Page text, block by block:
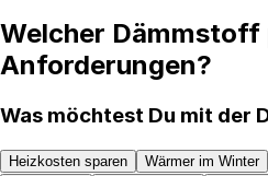
Welcher Dämmstoff
Anforderungen?
Was möchtest Du mit der
Heizkosten sparen Wärmer im Winter